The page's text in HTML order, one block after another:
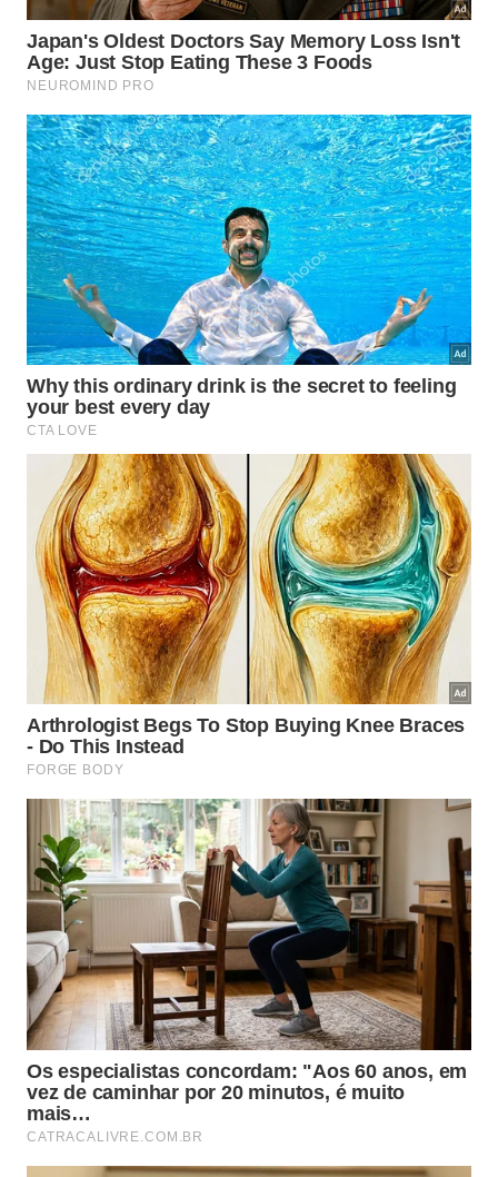
🔎
Parede verificada
antes da furadeira
Não confie em um único sinal
Cruze a posição de tomadas, interruptores e
leituras do detector antes de marcar o furo.
Depois de mapear o ponto, desligue o
circuito antes de furar.
Canetas detectoras de tensão também podem
ajudar, mas funcionam melhor em fios energizados e
próximos da superfície. Elas não substituem um
detector de parede e podem falhar em cabos
revestimentomaisdenso